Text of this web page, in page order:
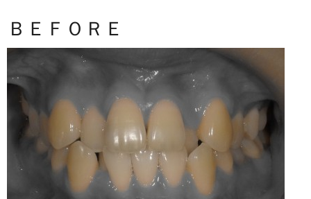
ＢＥＦＯＲＥ